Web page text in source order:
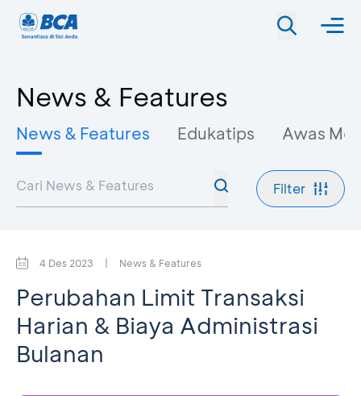
News & Features
News & Features Edukatips Awas
Filter
4 Des 2023 | News & Features
Perubahan Limit Transaksi
Harian & Biaya Administrasi
Bulanan